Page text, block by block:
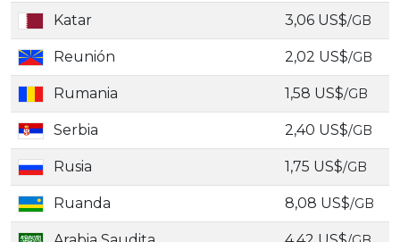
Katar 3,06 US$/GB
Reunión 2,02 US$/GB
Rumania 1,58 US$/GB
Serbia 2,40 US$/GB
Rusia 1,75 US$/GB
Ruanda 8,08 US$/GB